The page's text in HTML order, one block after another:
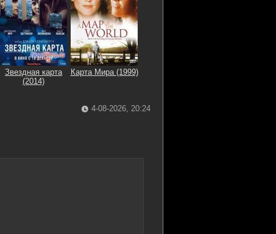
Звездная карта
(2014)
Карта Мира (1999)
4-08-2026, 20:24